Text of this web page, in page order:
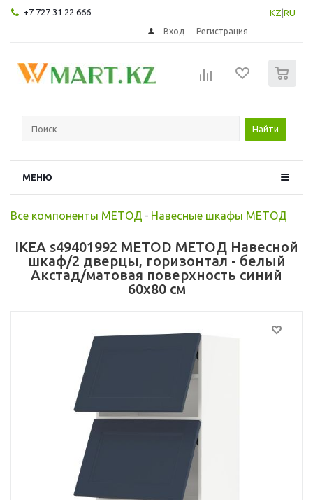
+7 727 31 22 666 KZ RU
Вход Регистрация
Найти
МЕНЮ
Все компоненты МЕТОД - Навесные шкафы МЕТОД
IKEA s49401992 METOD МЕТОД Навесной
шкаф/2 дверцы, горизонтал - белый
Акстад/матовая поверхность синий
60x80 см